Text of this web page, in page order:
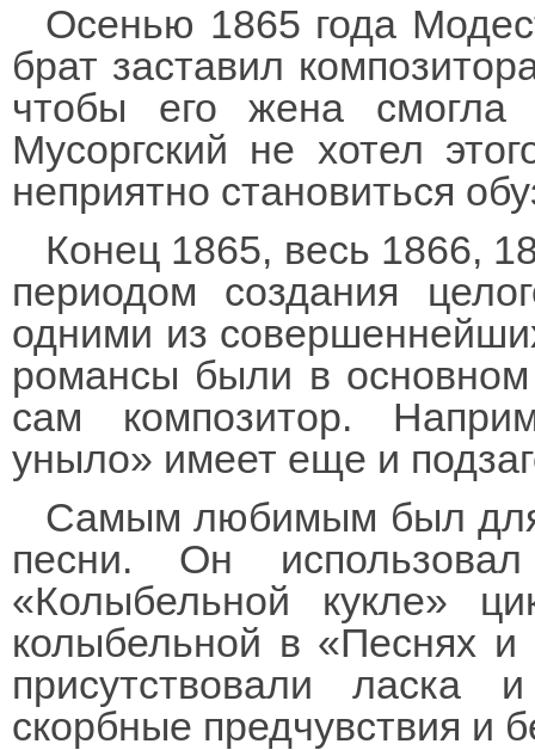
Осенью 1865 года
брат заставил
чтобы его жена смогла
Мусоргский не хотел
неприятно становиться
Конец 1865, весь 1866,
периодом создания
одними из
романсы были в
сам композитор.
уныло» имеет еще и
Самым любимым был для
песни. Он
«Колыбельной кукле»
колыбельной в «Песнях и
присутствовали
скорбные предчувствия и